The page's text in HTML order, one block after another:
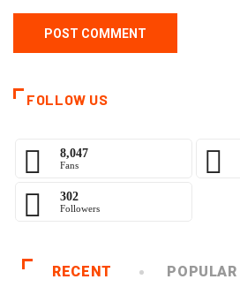
FOLLOW US
8,047
Fans
302
Followers
RECENT POPULAR